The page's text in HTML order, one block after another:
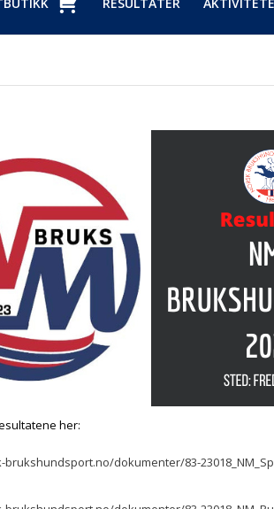
her:
dokumenter/83-